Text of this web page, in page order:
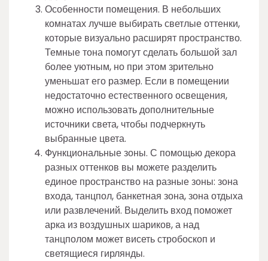
Особенности помещения. В небольших
комнатах лучше выбирать светлые оттенки,
которые визуально расширят пространство.
Темные тона помогут сделать большой зал
более уютным, но при этом зрительно
уменьшат его размер. Если в помещении
недостаточно естественного освещения,
можно использовать дополнительные
источники света, чтобы подчеркнуть
выбранные цвета.
Функциональные зоны. С помощью декора
разных оттенков вы можете разделить
единое пространство на разные зоны: зона
входа, танцпол, банкетная зона, зона отдыха
или развлечений. Выделить вход поможет
арка из воздушных шариков, а над
танцполом может висеть стробоскоп и
светящиеся гирлянды.